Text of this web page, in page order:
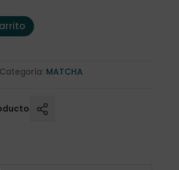
4 pzas. en caja regalo cantidad
Categoría: MATCHA